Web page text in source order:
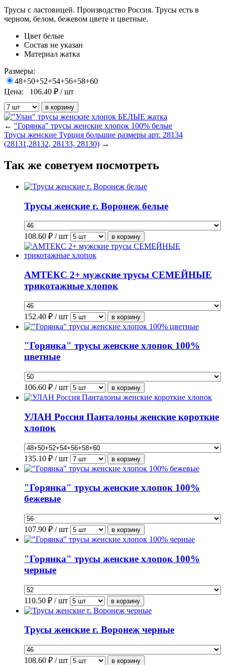
Трусы с ластовицей. Производство Россия. Трусы есть в
черном, белом, бежевом цвете и цветные.
Цвет белые
Состав не указан
Материал жатка
Размеры:
48+50+52+54+56+58+60
Цена:
106.40 ₽ / шт
← "Горянка" трусы женские хлопок 100% белые
Трусы женские Турция большие размеры арт. 28134
(28131,28132, 28133, 28130) →
Так же советуем посмотреть
Трусы женские г. Воронеж белые
108.60 ₽ / шт
АМТЕКС 2+ мужские трусы СЕМЕЙНЫЕ
трикотажные хлопок
152.40 ₽ / шт
"Горянка" трусы женские хлопок 100%
цветные
106.60 ₽ / шт
УЛАН Россия Панталоны женские короткие
хлопок
135.10 ₽ / шт
"Горянка" трусы женские хлопок 100%
бежевые
107.90 ₽ / шт
"Горянка" трусы женские хлопок 100%
черные
110.50 ₽ / шт
Трусы женские г. Воронеж черные
108.60 ₽ / шт